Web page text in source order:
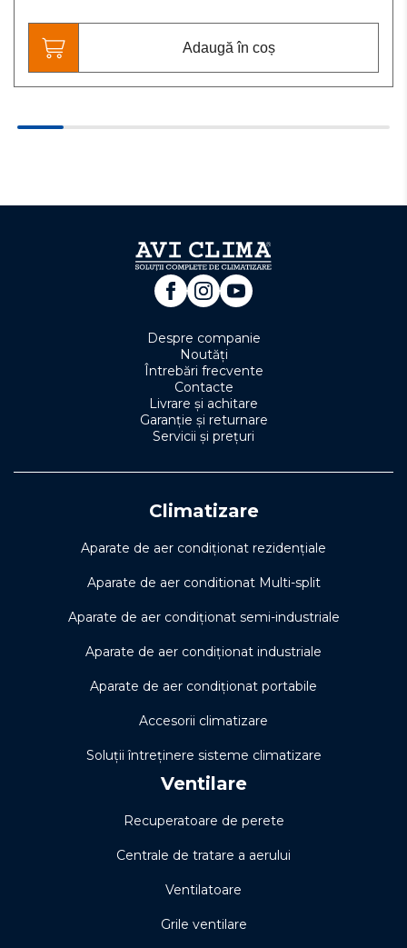
Adaugă în coș
Despre companie
Noutăți
Întrebări frecvente
Contacte
Livrare și achitare
Garanție și returnare
Servicii și prețuri
Climatizare
Aparate de aer condiționat rezidențiale
Aparate de aer conditionat Multi-split
Aparate de aer condiționat semi-industriale
Aparate de aer condiționat industriale
Aparate de aer condiționat portabile
Accesorii climatizare
Soluţii întreţinere sisteme climatizare
Ventilare
Recuperatoare de perete
Centrale de tratare a aerului
Ventilatoare
Grile ventilare